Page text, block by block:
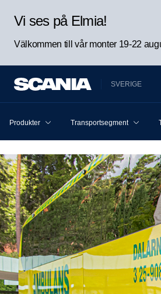
Vi ses på Elmia!
Välkommen till vår monter 19-22
SVERIGE
Produkter Transportsegment